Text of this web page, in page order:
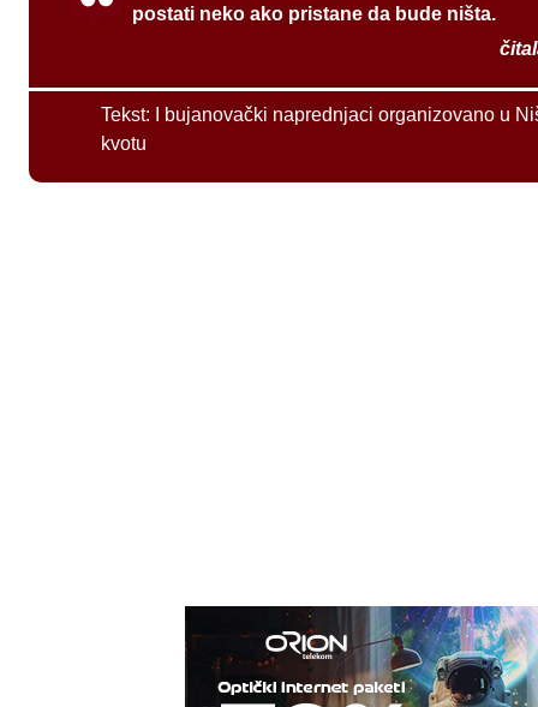
postati neko ako pristane da bude ništa.
Tekst:
I bujanovački naprednjaci organizovano u
kvotu